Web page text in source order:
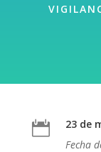

23 de
Fecha